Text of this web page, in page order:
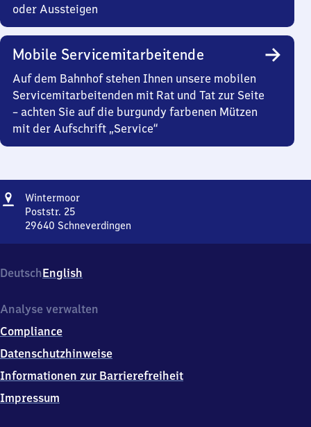
oder Aussteigen
Mobile Servicemitarbeitende
Auf dem Bahnhof stehen Ihnen unsere mobilen
Servicemitarbeitenden mit Rat und Tat zur Seite
– achten Sie auf die burgundy farbenen Mützen
mit der Aufschrift „Service“
Adresse
WintermoorWintermoor
Poststr. 25
29640 Schneverdingen
25,
2
6
0
Schneverdingen
DeutschEnglish
Analyse verwalten
Compliance
Datenschutzhinweise
Informationen zur Barrierefreiheit
Impressum